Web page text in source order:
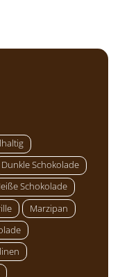
Dunkle Schokolade
Schokolade
Marzipan